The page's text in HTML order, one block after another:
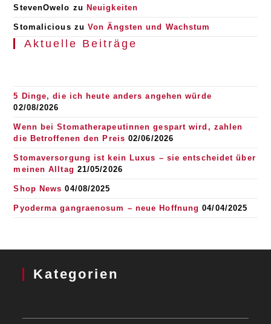
StevenOwelo zu Neuigkeiten
Stomalicious zuVon Ängsten und Wachstum
Aktuelle Beiträge
5 Dinge, die ich heute anders angehen würde
02/08/2026
Wenn bei Stomatherapeutinnen gespart wird, zahlen
die Betroffenen den Preis 02/06/2026
Stomaversorgung ist kein Luxus – sie entscheidet über
meinen Alltag 21/05/2026
Shop News 04/08/2025
Pyoderma gangraenosum – neue Hoffnung 04/04/2025
Kategorien